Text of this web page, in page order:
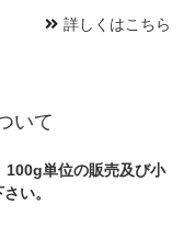
詳しくはこちら
いて
単位の販売及び小
い。